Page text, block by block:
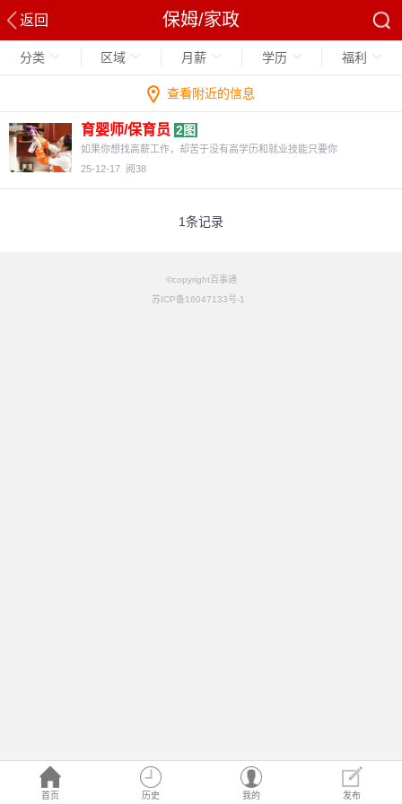
返回 保姆/家政
首页 历史 我的 发布
分类 区域 月薪 学历 福利
查看附近的信息
育婴师/保育员 2图
如果你想找高薪工作，却苦于没有高学历和就业技能只要你
25-12-17 阅38
1条记录
©copyright百事通
苏ICP备16047133号-1